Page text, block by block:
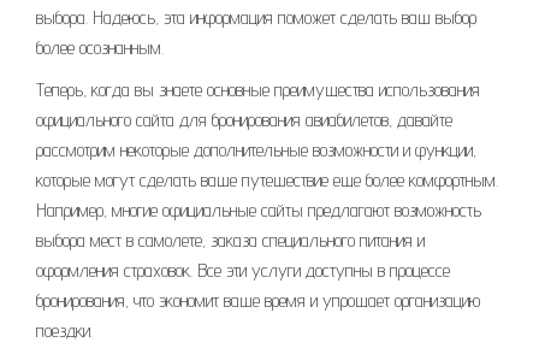
выбора. Надеюсь, эта информация поможет сделать ваш выбор
более осознанным.
Теперь, когда вы знаете основные преимущества использования
официального сайта для бронирования авиабилетов, давайте
рассмотрим некоторые дополнительные возможности и функции,
которые могут сделать ваше путешествие еще более комфортным.
Например, многие официальные сайты предлагают возможность
выбора мест в самолете, заказа специального питания и
оформления страховок. Все эти услуги доступны в процессе
бронирования, что экономит ваше время и упрощает организацию
поездки.